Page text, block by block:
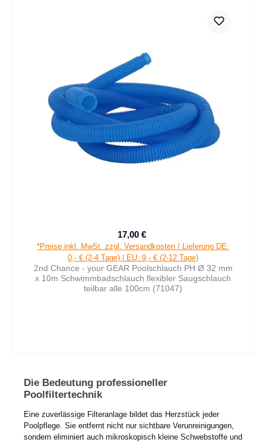
Verkaufspreis:
17,00 €
*Preise inkl. MwSt. zzgl. Versandkosten / Lieferung DE:
0,- € (2-4 Tage) | EU: 9,- € (2-12 Tage)
2nd Chance - your GEAR Poolschlauch PH Ø 32 mm
x 10m Schwimmbadschlauch flexibler Saugschlauch
teilbar alle 100cm (71047)
Die Bedeutung professioneller
Poolfiltertechnik
Eine zuverlässige Filteranlage bildet das Herzstück jeder
Poolpflege. Sie entfernt nicht nur sichtbare Verunreinigungen,
sondern eliminiert auch mikroskopisch kleine Schwebstoffe und